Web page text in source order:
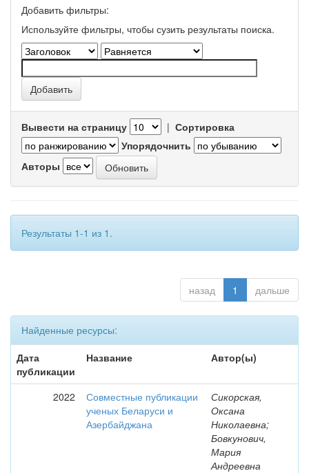
Добавить фильтры:
Используйте фильтры, чтобы сузить результаты поиска.
Вывести на страницу | Сортировка
Упорядочнить
Авторы
Результаты 1-1 из 1.
назад 1 дальше
Найденные ресурсы:
Дата
публикации
Название Автор(ы)
2022
Совместные публикации
ученых Беларуси и
Азербайджана
Сикорская,
Оксана
Николаевна;
Бовкунович,
Мария
Андреевна